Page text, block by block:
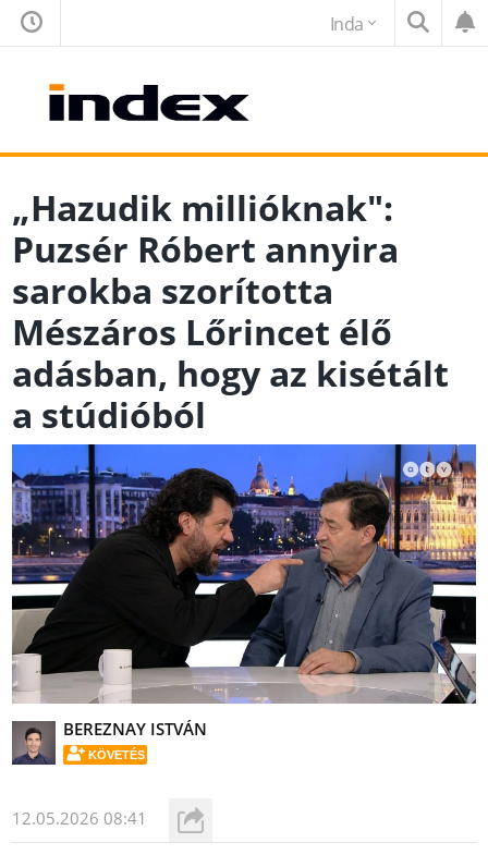
Inda
„Hazudik millióknak":
Puzsér Róbert annyira
sarokba szorította
Mészáros Lőrincet élő
adásban, hogy az kisétált
a stúdióból
BEREZNAY ISTVÁN
KÖVETÉS
12.05.2026 08:41